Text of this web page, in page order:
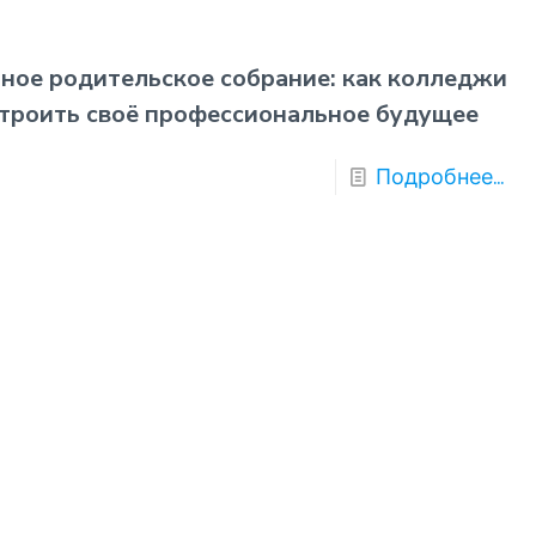
родительское собрание: как колледжи
своё профессиональное будущее
Подробнее...